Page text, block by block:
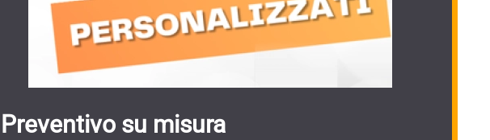
Preventivo su misura